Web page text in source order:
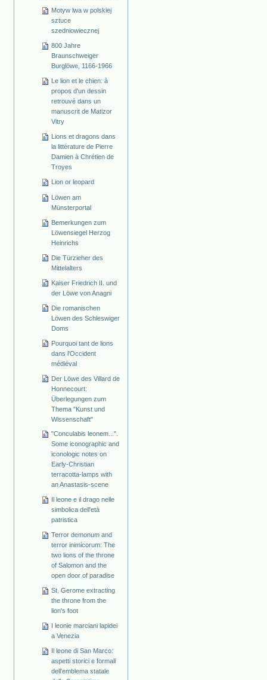
Motyw lwa w polskiej
sztuce
szedniowiecznej
800 Jahre
Braunschweiger
Burglöwe, 1166-1966
Le lion et le chien: à
propos d'un dessin
retrouvé dans un
manuscrit de Matizor
Vitry
Lions et dragons dans
la littérature de Pierre
Damien à Chrétien de
Troyes
Lion or leopard
Löwen am
Münsterportal
Bemerkungen zum
Löwensiegel Herzog
Heinrichs
Die Türzieher des
Mittelalters
Kaiser Friedrich II. und
der Löwe von Anagni
Die romanischen
Löwen des Schleswiger
Doms
Pourquoi tant de lions
dans l'Occident
médiéval
Der Löwe des Villard de
Honnecourt:
Überlegungen zum
Thema "Kunst und
Wissenschaft"
"Conculabis leonem...".
Some iconographic and
iconologic notes on
Early-Christian
terracotta-lamps with
an Anastasis-scene
Il leone e il drago nelle
simbolica dell'età
patristica
Terror demonum and
terror inimicorum: The
two lions of the throne
of Salomon and the
open door of paradise
St. Gerome extracting
the throne from the
lion's foot
I leonie marciani lapidei
a Venezia
Il leone di San Marco:
aspetti storici e formali
dell'emblema statale